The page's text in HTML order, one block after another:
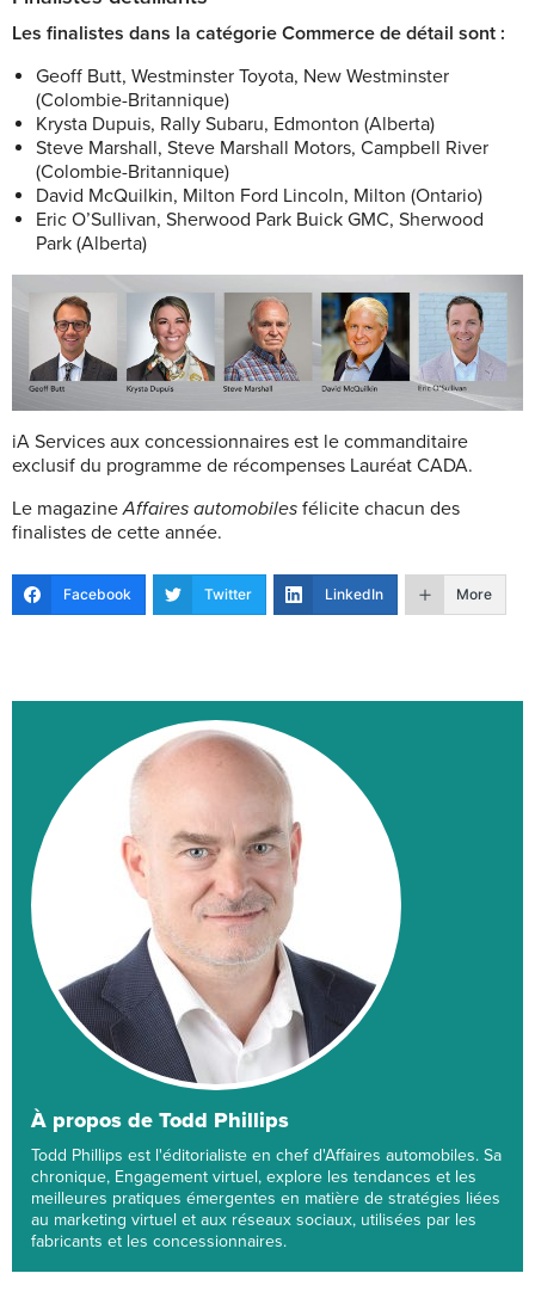
Les finalistes dans la catégorie Commerce de détail sont :
Geoff Butt, Westminster Toyota, New Westminster
(Colombie-Britannique)
Krysta Dupuis, Rally Subaru, Edmonton (Alberta)
Steve Marshall, Steve Marshall Motors, Campbell River
(Colombie-Britannique)
David McQuilkin, Milton Ford Lincoln, Milton (Ontario)
Eric O’Sullivan, Sherwood Park Buick GMC, Sherwood
Park (Alberta)
iA Services aux concessionnaires est le commanditaire
exclusif du programme de récompenses Lauréat CADA.
Le magazineAffaires automobiles félicite chacun des
finalistes de cette année.
Facebook Twitter LinkedIn More
À propos de Todd Phillips
Todd Phillips est l'éditorialiste en chef d'Affaires automobiles. Sa
chronique, Engagement virtuel, explore les tendances et les
meilleures pratiques émergentes en matière de stratégies liées
au marketing virtuel et aux réseaux sociaux, utilisées par les
fabricants et les concessionnaires.